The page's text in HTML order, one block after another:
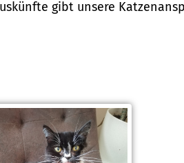
gibt unsere